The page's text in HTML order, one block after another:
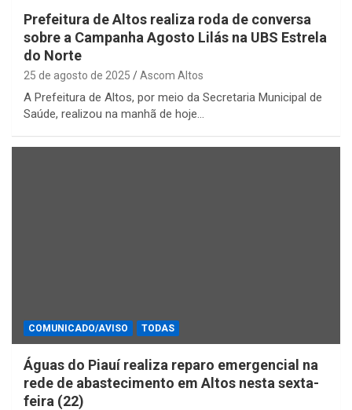
Prefeitura de Altos realiza roda de conversa
sobre a Campanha Agosto Lilás na UBS Estrela
do Norte
25 de agosto de 2025 Ascom Altos
A Prefeitura de Altos, por meio da Secretaria Municipal de
Saúde, realizou na manhã de hoje…
COMUNICADO/AVISO TODAS
Águas do Piauí realiza reparo emergencial na
rede de abastecimento em Altos nesta sexta-
feira (22)